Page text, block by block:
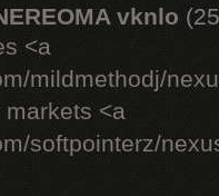
vknlo
<a
mildmethodj/
<a
softpointerz/